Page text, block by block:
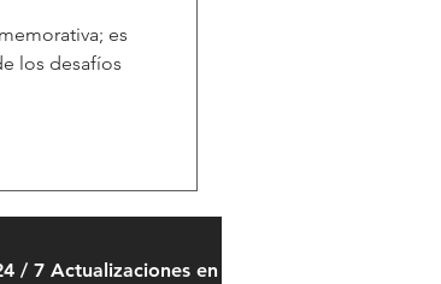
es
los desafíos
/ 7 Actualizaciones en